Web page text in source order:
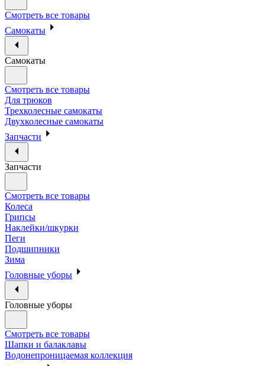
Смотреть все товары
Самокаты
Самокаты
Смотреть все товары
Для трюков
Трехколесные самокаты
Двухколесные самокаты
Запчасти
Запчасти
Смотреть все товары
Колеса
Грипсы
Наклейки/шкурки
Пеги
Подшипники
Зима
Головные уборы
Головные уборы
Смотреть все товары
Шапки и балаклавы
Водонепроницаемая коллекция